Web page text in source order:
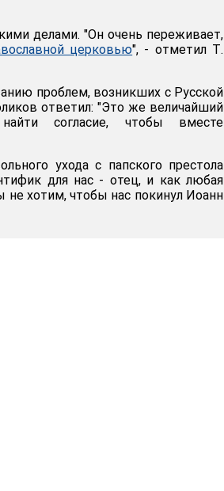
делами. "Он очень переживает,
церковью", - отметил Т.
проблем, возникших с Русской
ответил: "Это же величайший
согласие, чтобы вместе
ухода с папского престола
для нас - отец, и как любая
не хотим, чтобы нас покинул Иоанн